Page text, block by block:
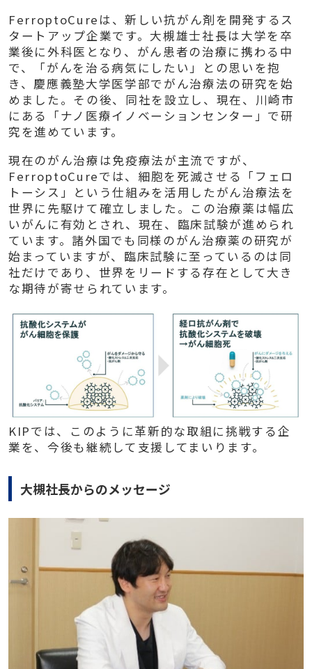
FerroptoCureは、新しい抗がん剤を開発するス
タートアップ企業です。大槻雄士社長は大学を卒
業後に外科医となり、がん患者の治療に携わる中
で、「がんを治る病気にしたい」との思いを抱
き、慶應義塾大学医学部でがん治療法の研究を始
めました。その後、同社を設立し、現在、川崎市
にある「ナノ医療イノベーションセンター」で研
究を進めています。
現在のがん治療は免疫療法が主流ですが、
FerroptoCureでは、細胞を死滅させる「フェロ
トーシス」という仕組みを活用したがん治療法を
世界に先駆けて確立しました。この治療薬は幅広
いがんに有効とされ、現在、臨床試験が進められ
ています。諸外国でも同様のがん治療薬の研究が
始まっていますが、臨床試験に至っているのは同
社だけであり、世界をリードする存在として大き
な期待が寄せられています。
KIPでは、このように革新的な取組に挑戦する企
業を、今後も継続して支援してまいります。
大槻社長からのメッセージ